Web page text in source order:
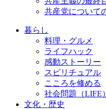
共産党について
暮らし
料理・グルメ
ライフハック
感動ストーリー
スピリチュアル
こころを修める
社会問題（LIFE）
文化・歴史